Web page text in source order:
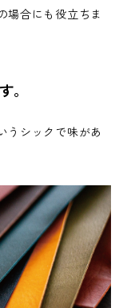
場合にも役立ちま
。
うシックで味があ